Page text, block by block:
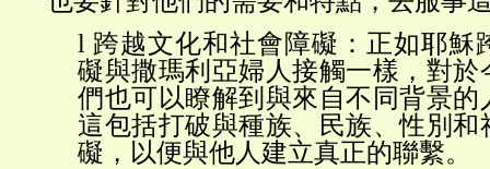
l 跨越文化和社會障礙：正如耶穌
礙與撒瑪利亞婦人接觸一樣，對於
們也可以瞭解到與來自不同背景的
這包括打破與種族、民族、性別和
礙，以便與他人建立真正的聯繫。